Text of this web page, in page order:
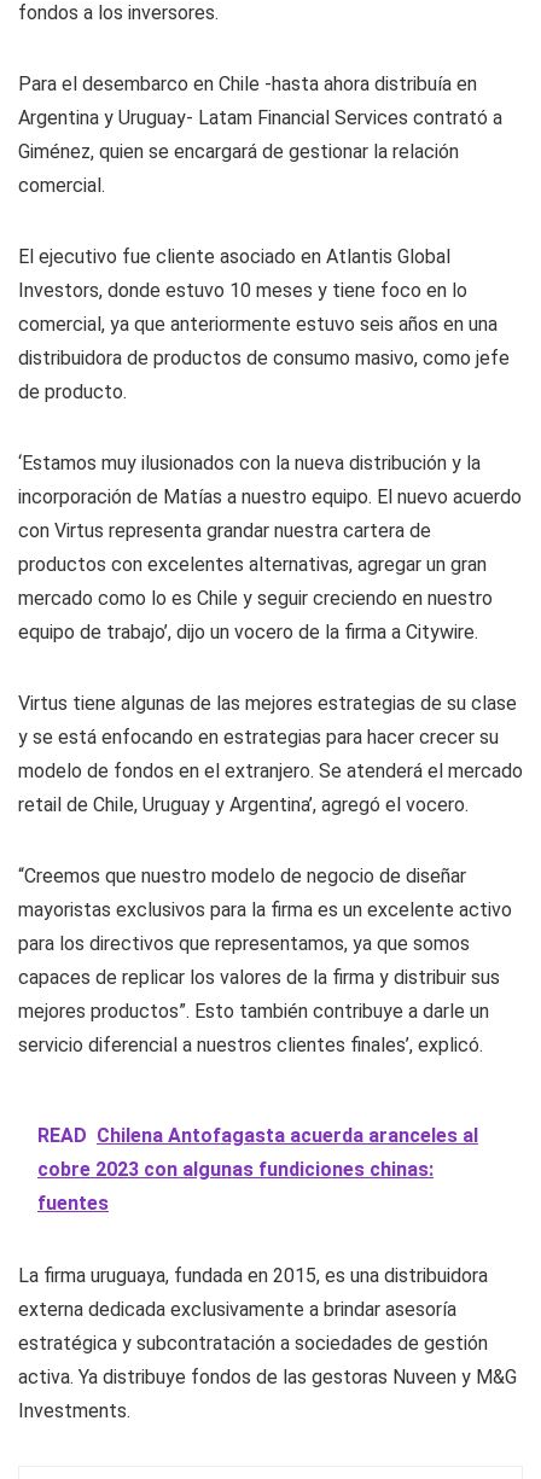
fondos a los inversores.
Para el desembarco en Chile -hasta ahora distribuía en
Argentina y Uruguay- Latam Financial Services contrató a
Giménez, quien se encargará de gestionar la relación
comercial.
El ejecutivo fue cliente asociado en Atlantis Global
Investors, donde estuvo 10 meses y tiene foco en lo
comercial, ya que anteriormente estuvo seis años en una
distribuidora de productos de consumo masivo, como jefe
de producto.
‘Estamos muy ilusionados con la nueva distribución y la
incorporación de Matías a nuestro equipo. El nuevo acuerdo
con Virtus representa grandar nuestra cartera de
productos con excelentes alternativas, agregar un gran
mercado como lo es Chile y seguir creciendo en nuestro
equipo de trabajo’, dijo un vocero de la firma a Citywire.
Virtus tiene algunas de las mejores estrategias de su clase
y se está enfocando en estrategias para hacer crecer su
modelo de fondos en el extranjero. Se atenderá el mercado
retail de Chile, Uruguay y Argentina’, agregó el vocero.
“Creemos que nuestro modelo de negocio de diseñar
mayoristas exclusivos para la firma es un excelente activo
para los directivos que representamos, ya que somos
capaces de replicar los valores de la firma y distribuir sus
mejores productos”. Esto también contribuye a darle un
servicio diferencial a nuestros clientes finales’, explicó.
READ Chilena Antofagasta acuerda aranceles al
cobre 2023 con algunas fundiciones chinas:
fuentes
La firma uruguaya, fundada en 2015, es una distribuidora
externa dedicada exclusivamente a brindar asesoría
estratégica y subcontratación a sociedades de gestión
activa. Ya distribuye fondos de las gestoras Nuveen y M&G
Investments.